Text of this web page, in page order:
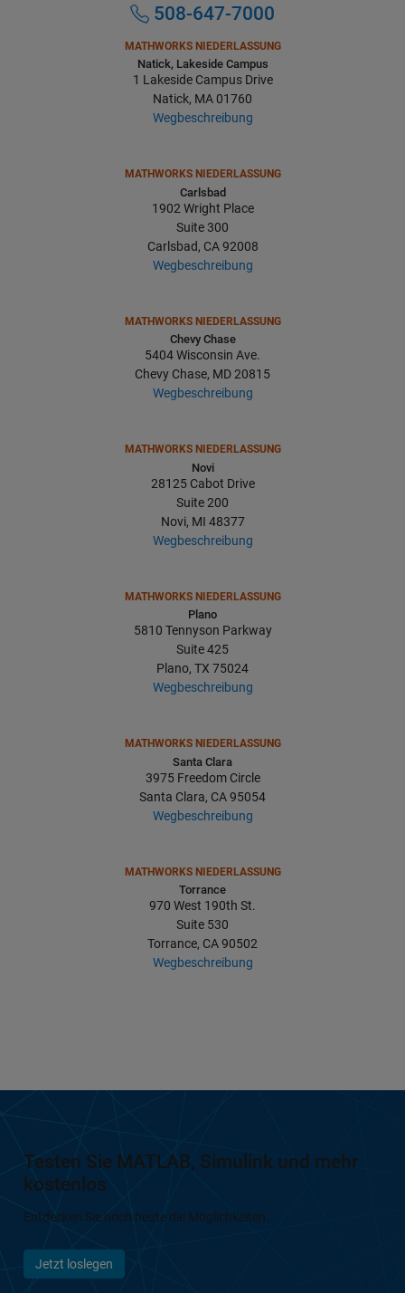
508-647-7000
MATHWORKS NIEDERLASSUNG
Natick, Lakeside Campus
1 Lakeside Campus Drive
Natick, MA 01760
Wegbeschreibung
MATHWORKS NIEDERLASSUNG
Carlsbad
1902 Wright Place
Suite 300
Carlsbad, CA 92008
Wegbeschreibung
MATHWORKS NIEDERLASSUNG
Chevy Chase
5404 Wisconsin Ave.
Chevy Chase, MD 20815
Wegbeschreibung
MATHWORKS NIEDERLASSUNG
Novi
28125 Cabot Drive
Suite 200
Novi, MI 48377
Wegbeschreibung
MATHWORKS NIEDERLASSUNG
Plano
5810 Tennyson Parkway
Suite 425
Plano, TX 75024
Wegbeschreibung
MATHWORKS NIEDERLASSUNG
Santa Clara
3975 Freedom Circle
Santa Clara, CA 95054
Wegbeschreibung
MATHWORKS NIEDERLASSUNG
Torrance
970 West 190th St.
Suite 530
Torrance, CA 90502
Wegbeschreibung
Testen Sie MATLAB, Simulink und mehr
kostenlos
Entdecken Sie noch heute die Möglichkeiten.
Jetzt loslegen